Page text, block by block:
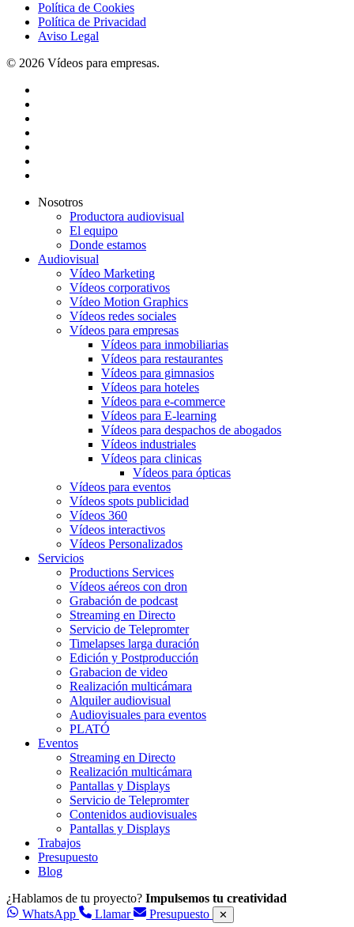
Política de Cookies
Política de Privacidad
Aviso Legal
© 2026 Vídeos para empresas.
Close
Nosotros
Productora audiovisual
El equipo
Donde estamos
Audiovisual
Vídeo Marketing
Vídeos corporativos
Vídeo Motion Graphics
Vídeos redes sociales
Vídeos para empresas
Vídeos para inmobiliarias
Vídeos para restaurantes
Vídeos para gimnasios
Vídeos para hoteles
Vídeos para e-commerce
Vídeos para E-learning
Vídeos para despachos de abogados
Vídeos industriales
Vídeos para clinicas
Vídeos para ópticas
Vídeos para eventos
Vídeos spots publicidad
Vídeos 360
Vídeos interactivos
Vídeos Personalizados
Servicios
Productions Services
Vídeos aéreos con dron
Grabación de podcast
Streaming en Directo
Servicio de Telepromter
Timelapses larga duración
Edición y Postproducción
Grabacion de video
Realización multicámara
Alquiler audiovisual
Audiovisuales para eventos
PLATÓ
Eventos
Streaming en Directo
Realización multicámara
Pantallas y Displays
Servicio de Telepromter
Contenidos audiovisuales
Pantallas y Displays
Trabajos
Presupuesto
Blog
¿Hablamos de tu proyecto? Impulsemos tu creatividad
WhatsApp
Llamar Presupuesto ✕